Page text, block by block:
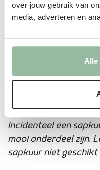
over jouw gebruik van
media, adverteren en
Alle
*‘On-hold claim’; in
(https://
oplossing voor een
gezondheid wordt
bewust en
Incidenteel een
mooi onderdeel zijn.
sapkuur niet geschikt